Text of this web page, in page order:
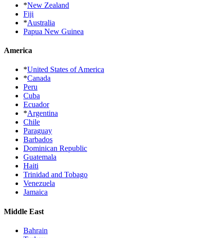
*New Zealand
Fiji
*Australia
Papua New Guinea
America
*United States of America
*Canada
Peru
Cuba
Ecuador
*Argentina
Chile
Paraguay
Barbados
Dominican Republic
Guatemala
Haiti
Trinidad and Tobago
Venezuela
Jamaica
Middle East
Bahrain